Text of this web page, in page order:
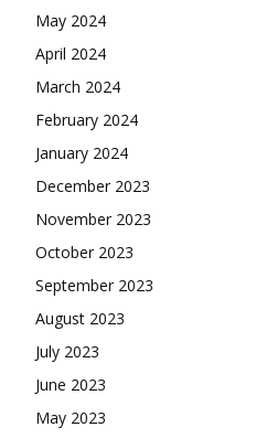
May 2024
April 2024
March 2024
February 2024
January 2024
December 2023
November 2023
October 2023
September 2023
August 2023
July 2023
June 2023
May 2023